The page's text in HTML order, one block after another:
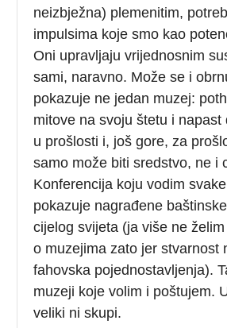
neizbježna) plemenitim,
impulsima koje smo kao
Oni upravljaju vrijednosnim
sami, naravno. Može se i
pokazuje ne jedan muzej:
mitove na svoju štetu i napast
u prošlosti i, još gore, za
samo može biti sredstvo, ne i
Konferencija koju vodim
pokazuje nagrađene
cijelog svijeta (ja više ne
o muzejima zato jer stvarnost
fahovska pojednostavljenja).
muzeji koje volim i poštujem.
veliki ni skupi.